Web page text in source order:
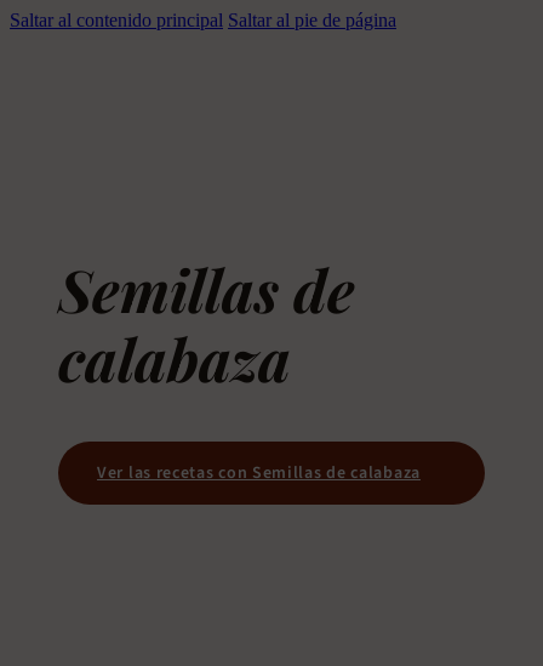
Saltar al contenido principal Saltar al pie de página
Semillas de
calabaza
Ver las recetas con Semillas de calabaza